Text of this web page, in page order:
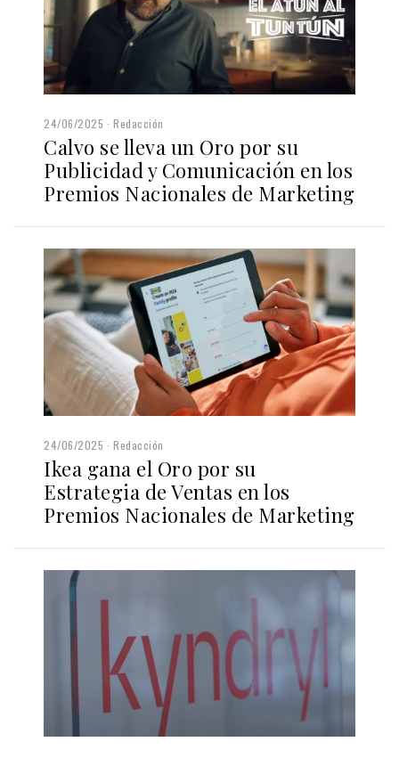
24/06/2025 Redacción
Calvo se lleva un Oro por su
Publicidad y Comunicación en los
Premios Nacionales de Marketing
24/06/2025 Redacción
Ikea gana el Oro por su
Estrategia de Ventas en los
Premios Nacionales de Marketing